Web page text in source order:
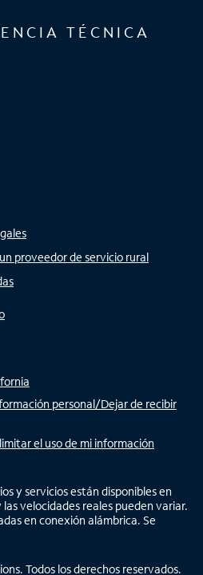
TÉCNICA
proveedor de servicio rural
personal/Dejar de recibir
el uso de mi información
y servicios están disponibles en
velocidades reales pueden variar.
en conexión alámbrica. Se
Todos los derechos reservados.